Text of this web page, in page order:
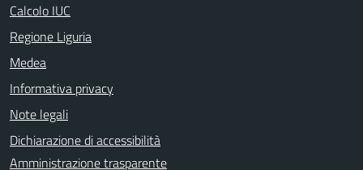
Calcolo IUC
Regione Liguria
Medea
Informativa privacy
Note legali
Dichiarazione di accessibilità
Amministrazione trasparente